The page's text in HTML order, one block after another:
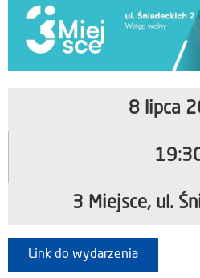
8 lipca
3 Miejsce, ul.
Link do wydarzenia